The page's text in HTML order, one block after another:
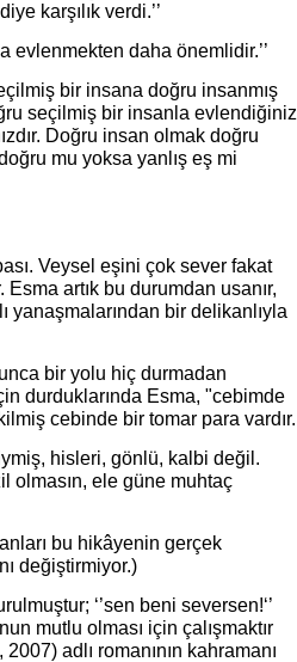
karşılık verdi.’’
evlenmekten daha önemlidir.’’
bir insana doğru insanmış
seçilmiş bir insanla evlendiğiniz
Doğru insan olmak doğru
mu yoksa yanlış eş mi
Veysel eşini çok sever fakat
artık bu durumdan usanır,
yanaşmalarından bir delikanlıyla
bir yolu hiç durmadan
durduklarında Esma, "cebimde
cebinde bir tomar para vardır.
hisleri, gönlü, kalbi değil.
olmasın, ele güne muhtaç
bu hikâyenin gerçek
değiştirmiyor.)
‘’sen beni seversen!‘’
mutlu olması için çalışmaktır
adlı romanının kahramanı